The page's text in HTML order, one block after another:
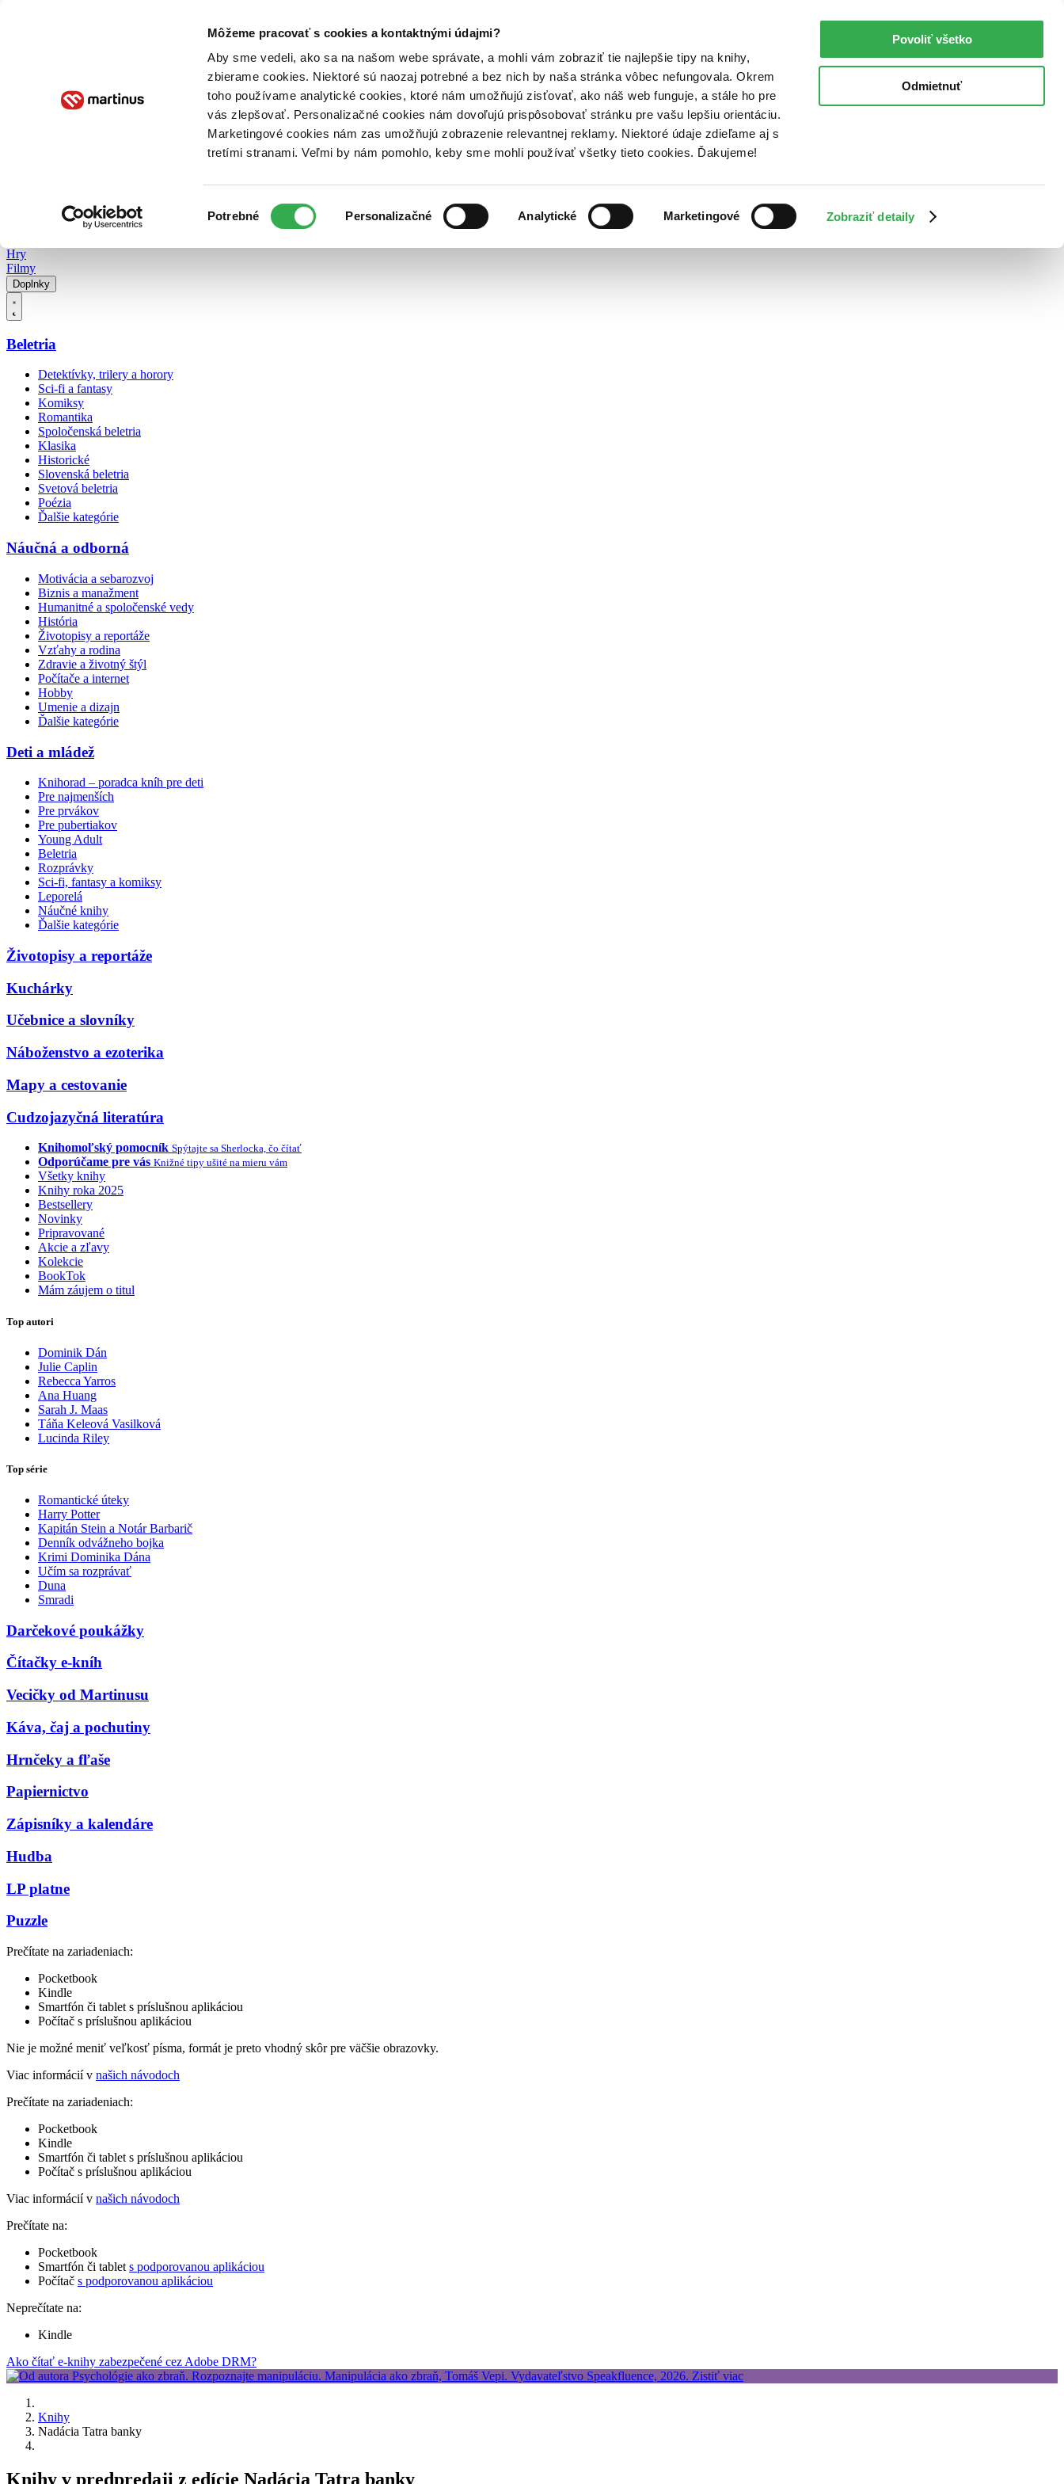
Môžeme pracovať s cookies a kontaktnými údajmi?
Aby sme vedeli, ako sa na našom webe správate, a mohli vám zobraziť tie najlepšie tipy na knihy,
zbierame cookies. Niektoré sú naozaj potrebné a bez nich by naša stránka vôbec nefungovala. Okrem
toho používame analytické cookies, ktoré nám umožňujú zisťovať, ako náš web funguje, a stále ho pre
vás zlepšovať. Personalizačné cookies nám dovoľujú prispôsobovať stránku pre vašu lepšiu orientáciu.
Marketingové cookies nám zas umožňujú zobrazenie relevantnej reklamy. Niektoré údaje zdieľame aj s
tretími stranami. Veľmi by nám pomohlo, keby sme mohli používať všetky tieto cookies. Ďakujeme!
súhlasu
Potrebné Personalizačné Analytické Marketingové Zobraziť detaily
Povoliť všetko
Odmietnuť
Poukážky Kontakt
Hry
Filmy
Doplnky
Beletria
Detektívky, trilery a horory
Sci-fi a fantasy
Komiksy
Romantika
Spoločenská beletria
Klasika
Historické
Slovenská beletria
Svetová beletria
Poézia
Ďalšie kategórie
Náučná a odborná
Motivácia a sebarozvoj
Biznis a manažment
Humanitné a spoločenské vedy
História
Životopisy a reportáže
Vzťahy a rodina
Zdravie a životný štýl
Počítače a internet
Hobby
Umenie a dizajn
Ďalšie kategórie
Deti a mládež
Knihorad – poradca kníh pre deti
Pre najmenších
Pre prvákov
Pre pubertiakov
Young Adult
Beletria
Rozprávky
Sci-fi, fantasy a komiksy
Leporelá
Náučné knihy
Ďalšie kategórie
Životopisy a reportáže
Kuchárky
Učebnice a slovníky
Náboženstvo a ezoterika
Mapy a cestovanie
Cudzojazyčná literatúra
Knihomoľský pomocník Spýtajte sa Sherlocka, čo čítať
Odporúčame pre vás Knižné tipy ušité na mieru vám
Všetky knihy
Knihy roka 2025
Bestsellery
Novinky
Pripravované
Akcie a zľavy
Kolekcie
BookTok
Mám záujem o titul
Top autori
Dominik Dán
Julie Caplin
Rebecca Yarros
Ana Huang
Sarah J. Maas
Táňa Keleová Vasilková
Lucinda Riley
Top série
Romantické úteky
Harry Potter
Kapitán Stein a Notár Barbarič
Denník odvážneho bojka
Krimi Dominika Dána
Učím sa rozprávať
Duna
Smradi
Darčekové poukážky
Čítačky e-kníh
Vecičky od Martinusu
Káva, čaj a pochutiny
Hrnčeky a fľaše
Papiernictvo
Zápisníky a kalendáre
Hudba
LP platne
Puzzle
Prečítate na zariadeniach:
Pocketbook
Kindle
Smartfón či tablet s príslušnou aplikáciou
Počítač s príslušnou aplikáciou
Nie je možné meniť veľkosť písma, formát je preto vhodný skôr pre väčšie obrazovky.
Viac informácií v našich návodoch
Prečítate na zariadeniach:
Pocketbook
Kindle
Smartfón či tablet s príslušnou aplikáciou
Počítač s príslušnou aplikáciou
Viac informácií v našich návodoch
Prečítate na:
Pocketbook
Smartfón či tablet s podporovanou aplikáciou
Počítač s podporovanou aplikáciou
Neprečítate na:
Kindle
Ako čítať e-knihy zabezpečené cez Adobe DRM?
Knihy
Nadácia Tatra banky
Knihy v predpredaji z edície Nadácia Tatra banky